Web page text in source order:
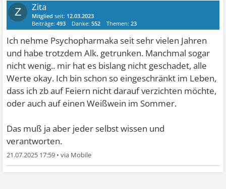
Z Zita
Mitglied seit: 12.03.2023
Beiträge:493 Danke:552 Themen:23
Ich nehme Psychopharmaka seit sehr vielen Jahren
und habe trotzdem Alk. getrunken. Manchmal sogar
nicht wenig.. mir hat es bislang nicht geschadet, alle
Werte okay. Ich bin schon so eingeschränkt im Leben,
dass ich zb auf Feiern nicht darauf verzichten möchte,
oder auch auf einen Weißwein im Sommer.
Das muß ja aber jeder selbst wissen und
verantworten.
21.07.2025 17:59 •